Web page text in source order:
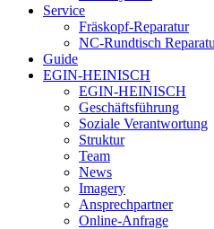
Service
Fräskopf-Reparatur
NC-Rundtisch
Guide
EGIN-HEINISCH
EGIN-HEINISCH
Geschäftsführung
Soziale Verantwortung
Struktur
Team
News
Imagery
Ansprechpartner
Online-Anfrage